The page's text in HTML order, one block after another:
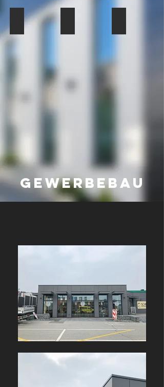
Zustellstützpunkt Post DHL
Gewerbebau